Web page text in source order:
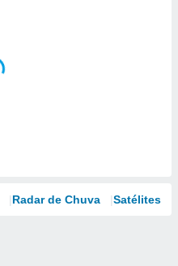
Radar de Chuva Satélites